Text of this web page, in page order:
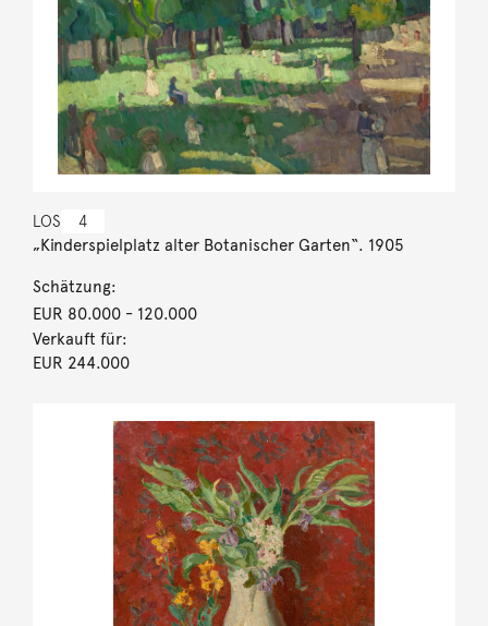
LOS 4
„Kinderspielplatz alter Botanischer Garten“. 1905
Schätzung:
EUR 80.000- 120.000
Verkauft für:
EUR 244.000